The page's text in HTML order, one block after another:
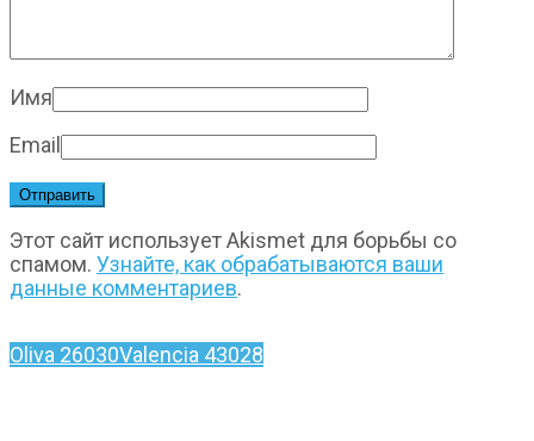
Имя
Email
Этот сайт использует Akismet для борьбы со
спамом. Узнайте, как обрабатываются ваши
данные комментариев.
Oliva 26030Valencia 43028